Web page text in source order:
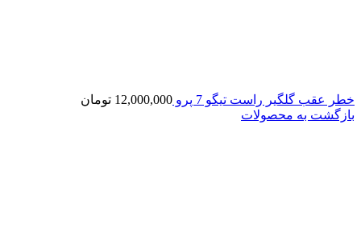
خطر عقب گلگیر راست تیگو 7 پرو 12,000,000 تومان
بازگشت به محصولات